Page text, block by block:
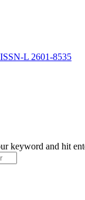
L 2601-8535
keyword and hit